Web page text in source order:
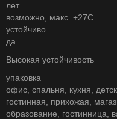
лет
возможно, макс. +27С
устойчиво
да
Высокая устойчивость
упаковка
офис, спальня, кухня,
гостинная, прихожая,
образование, гостинница,